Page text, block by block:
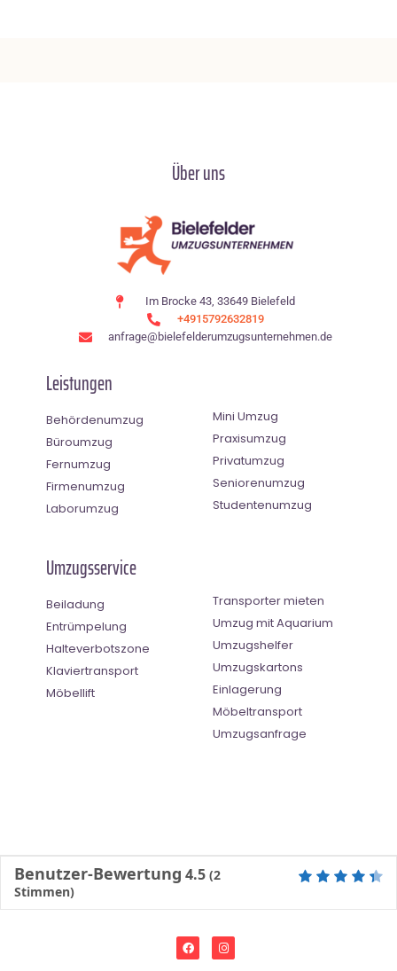
Über uns
Im Brocke 43, 33649 Bielefeld
+4915792632819
anfrage@bielefelderumzugsunternehmen.de
Leistungen
Behördenumzug
Büroumzug
Fernumzug
Firmenumzug
Laborumzug
Mini Umzug
Praxisumzug
Privatumzug
Seniorenumzug
Studentenumzug
Umzugsservice
Beiladung
Entrümpelung
Halteverbotszone
Klaviertransport
Möbellift
Transporter mieten
Umzug mit Aquarium
Umzugshelfer
Umzugskartons
Einlagerung
Möbeltransport
Umzugsanfrage
Benutzer-Bewertung 4.5 (2
Stimmen)